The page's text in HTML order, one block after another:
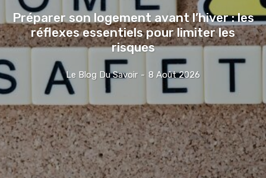
Préparer son logement avant l’hiver : les
réflexes essentiels pour limiter les
risques
Le Blog Du Savoir - 8 Août 2026